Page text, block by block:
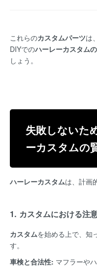
これらのカスタムパーツは
DIYでのハーレーカスタム
しょう。
失敗しないた
ーカスタムの
ハーレーカスタムは、計画
1. カスタムにおける注
カスタムを始める上で、知
す。
車検と合法性: マフラーや